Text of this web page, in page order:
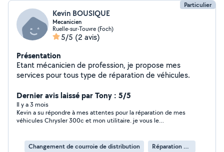
Particulier
Kevin BOUSIQUE
Mecanicien
Ruelle-sur-Touvre (Foch)
5/5 (2 avis)
Présentation
Etant mécanicien de profession, je propose mes
services pour tous type de réparation de véhicules.
Dernier avis laissé par Tony : 5/5
Il y a 3 mois
Kevin a su répondre à mes attentes pour la réparation de mes
véhicules Chrysler 300c et mon utilitaire. je vous le
Changement de courroie de distribution
Réparation de voiture